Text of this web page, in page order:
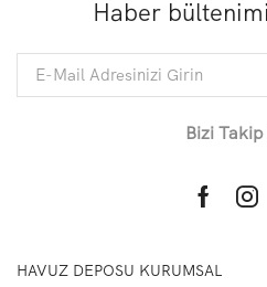
Haber
Bizi
HAVUZ DEPOSU KURUMSAL